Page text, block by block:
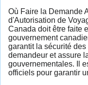
Où Faire la Demande
d'Autorisation de
Canada doit être faite
gouvernement
garantit la sécurité
demandeur et assure
gouvernementales. Il
officiels pour garantir